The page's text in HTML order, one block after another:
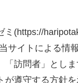
ミ (https://
サイトによる情
訪問者」とし
遵守する方針を